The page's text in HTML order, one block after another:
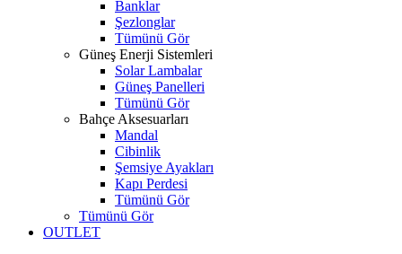
Banklar
Şezlonglar
Tümünü Gör
Güneş Enerji Sistemleri
Solar Lambalar
Güneş Panelleri
Tümünü Gör
Bahçe Aksesuarları
Mandal
Cibinlik
Şemsiye Ayakları
Kapı Perdesi
Tümünü Gör
Tümünü Gör
OUTLET